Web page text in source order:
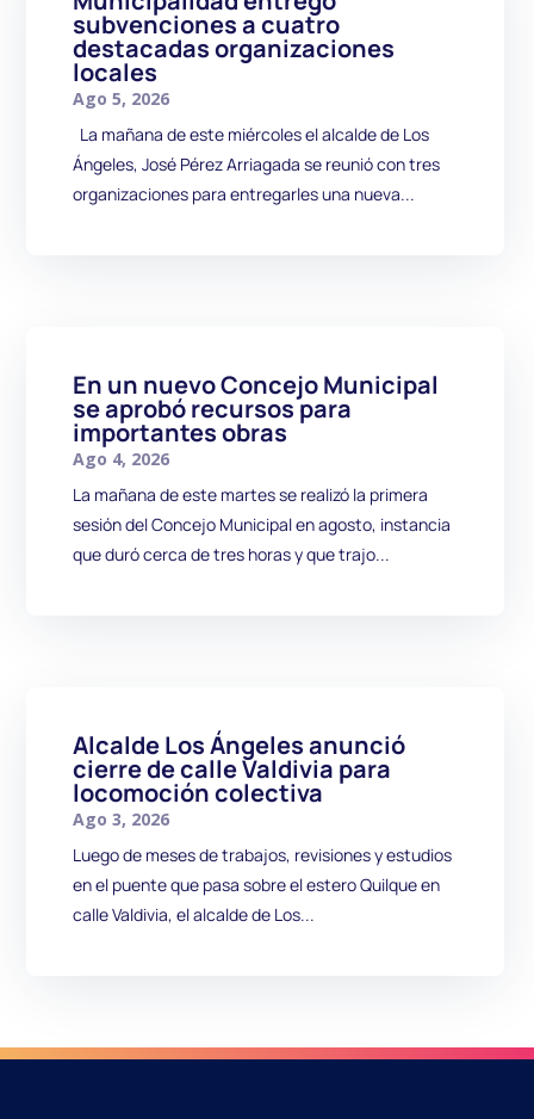
subvenciones a cuatro
destacadas organizaciones
locales
Ago 5, 2026
La mañana de este miércoles el alcalde de Los
Ángeles, José Pérez Arriagada se reunió con tres
organizaciones para entregarles una nueva...
En un nuevo Concejo Municipal
se aprobó recursos para
importantes obras
Ago 4, 2026
La mañana de este martes se realizó la primera
sesión del Concejo Municipal en agosto, instancia
que duró cerca de tres horas y que trajo...
Alcalde Los Ángeles anunció
cierre de calle Valdivia para
locomoción colectiva
Ago 3, 2026
Luego de meses de trabajos, revisiones y estudios
en el puente que pasa sobre el estero Quilque en
calle Valdivia, el alcalde de Los...